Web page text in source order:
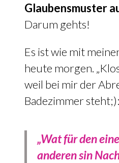
Glaubensmuster
Darum gehts!
Es ist wie mit
heute morgen.
weil bei mir der
Badezimmer steht;):
„Wat für den
anderen sin